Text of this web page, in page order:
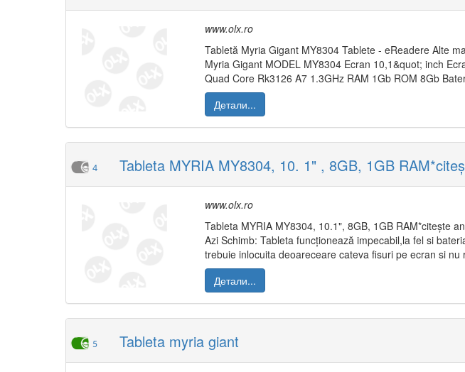
www.olx.ro
Tabletă Myria Gigant MY8304 Tablete - eReadere Alte
Myria Gigant MODEL MY8304 Ecran 10,1&quot; inch
Quad Core Rk3126 A7 1.3GHz RAM 1Gb ROM 8Gb
Детали...
4 Tableta MYRIA MY8304, 10. 1" , 8GB, 1GB
www.olx.ro
Tableta MYRIA MY8304, 10.1", 8GB, 1GB RAM*citește
Azi Schimb: Tableta funcționează impecabil,la fel si
trebuie inlocuita deoareceare cateva fisuri pe ecran si
Детали...
5 Tableta myria giant